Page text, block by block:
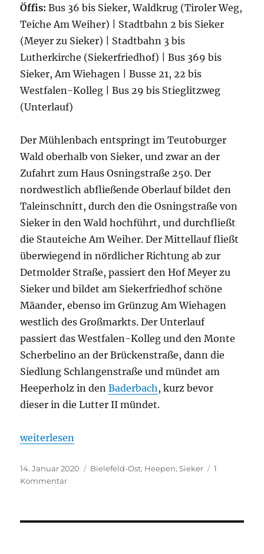
Öffis: Bus 36 bis Sieker, Waldkrug (Tiroler Weg,
Teiche Am Weiher) | Stadtbahn 2 bis Sieker
(Meyer zu Sieker) | Stadtbahn 3 bis
Lutherkirche (Siekerfriedhof) | Bus 369 bis
Sieker, Am Wiehagen | Busse 21, 22 bis
Westfalen-Kolleg | Bus 29 bis Stieglitzweg
(Unterlauf)
Der Mühlenbach entspringt im Teutoburger
Wald oberhalb von Sieker, und zwar an der
Zufahrt zum Haus Osningstraße 250. Der
nordwestlich abfließende Oberlauf bildet den
Taleinschnitt, durch den die Osningstraße von
Sieker in den Wald hochführt, und durchfließt
die Stauteiche Am Weiher. Der Mittellauf fließt
überwiegend in nördlicher Richtung ab zur
Detmolder Straße, passiert den Hof Meyer zu
Sieker und bildet am Siekerfriedhof schöne
Mäander, ebenso im Grünzug Am Wiehagen
westlich des Großmarkts. Der Unterlauf
passiert das Westfalen-Kolleg und den Monte
Scherbelino an der Brückenstraße, dann die
Siedlung Schlangenstraße und mündet am
Heeperholz in denBaderbach , kurz bevor
dieser in die Lutter II mündet.
„Mühlenbach (Sieker)“
weiterlesen
Veröffentlicht
am
14. Januar 2020 Kategorien
Bielefeld-Ost, Heepen,Sieker
1
Kommentarzu